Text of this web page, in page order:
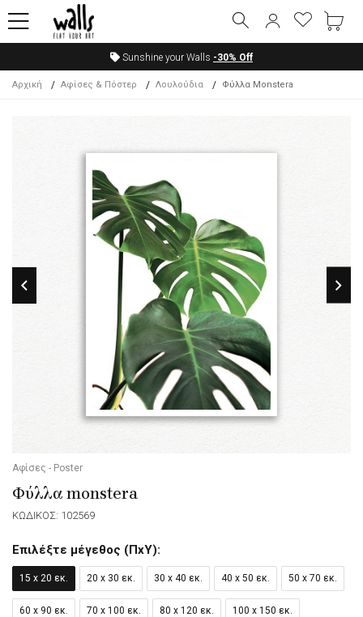
Sunshine your Walls -30% Off
Αρχική Αφίσες & Πόστερ Λουλούδια Φύλλα Monstera
Αφίσες - Poster
Φύλλα monstera
ΚΩΔΙΚΟΣ: 102569
Επιλέξτε μέγεθος (ΠxΥ):
15 x 20 εκ. 20 x 30 εκ. 30 x 40 εκ. 40 x 50 εκ. 50 x 70 εκ.
60 x 90 εκ. 70 x 100 εκ. 80 x 120 εκ. 100 x 150 εκ.